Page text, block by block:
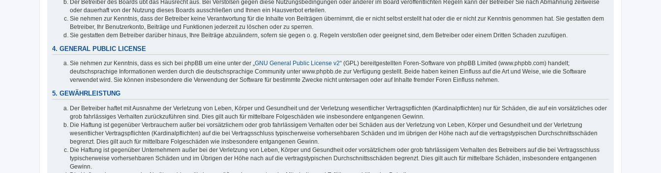
Der Betreiber des Boards übt das Hausrecht aus. Bei Verstößen gegen diese Nutzungsbedingungen oder anderer im Board veröffentlichten Regeln kann der Betreiber Sie nach Abmahnung zeitweise
oder dauerhaft von der Nutzung dieses Boards ausschließen und Ihnen ein Hausverbot erteilen.
Sie nehmen zur Kenntnis, dass der Betreiber keine Verantwortung für die Inhalte von Beiträgen übernimmt, die er nicht selbst erstellt hat oder die er nicht zur Kenntnis genommen hat. Sie gestatten dem
Betreiber, Ihr Benutzerkonto, Beiträge und Funktionen jederzeit zu löschen oder zu sperren.
Sie gestatten dem Betreiber darüber hinaus, Ihre Beiträge abzuändern, sofern sie gegen o. g. Regeln verstoßen oder geeignet sind, dem Betreiber oder einem Dritten Schaden zuzufügen.
4. GENERAL PUBLIC LICENSE
Sie nehmen zur Kenntnis, dass es sich bei phpBB um eine unter der „GNU General Public License v2“ (GPL) bereitgestellten Foren-Software von phpBB Limited (www.phpbb.com) handelt;
deutschsprachige Informationen werden durch die deutschsprachige Community unter www.phpbb.de zur Verfügung gestellt. Beide haben keinen Einfluss auf die Art und Weise, wie die Software
verwendet wird. Sie können insbesondere die Verwendung der Software für bestimmte Zwecke nicht untersagen oder auf Inhalte fremder Foren Einfluss nehmen.
5. GEWÄHRLEISTUNG
Der Betreiber haftet mit Ausnahme der Verletzung von Leben, Körper und Gesundheit und der Verletzung wesentlicher Vertragspflichten (Kardinalpflichten) nur für Schäden, die auf ein vorsätzliches oder
grob fahrlässiges Verhalten zurückzuführen sind. Dies gilt auch für mittelbare Folgeschäden wie insbesondere entgangenen Gewinn.
Die Haftung ist gegenüber Verbrauchern außer bei vorsätzlichem oder grob fahrlässigem Verhalten oder bei Schäden aus der Verletzung von Leben, Körper und Gesundheit und der Verletzung
wesentlicher Vertragspflichten (Kardinalpflichten) auf die bei Vertragsschluss typischerweise vorhersehbaren Schäden und im übrigen der Höhe nach auf die vertragstypischen Durchschnittsschäden
begrenzt. Dies gilt auch für mittelbare Folgeschäden wie insbesondere entgangenen Gewinn.
Die Haftung ist gegenüber Unternehmern außer bei der Verletzung von Leben, Körper und Gesundheit oder vorsätzlichem oder grob fahrlässigem Verhalten des Betreibers auf die bei Vertragsschluss
typischerweise vorhersehbaren Schäden und im Übrigen der Höhe nach auf die vertragstypischen Durchschnittsschäden begrenzt. Dies gilt auch für mittelbare Schäden, insbesondere entgangenen
Gewinn.